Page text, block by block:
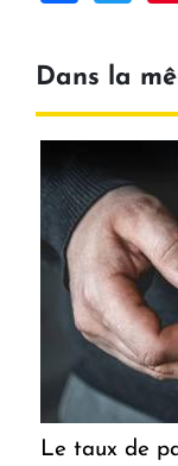
Dans la
Le taux de